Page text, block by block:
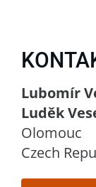
Lubomír
Luděk
Olomouc
Czech